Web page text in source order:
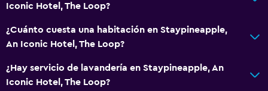
Servicio de streaming
Lavandería
Servicios de lavandería/tintorería
Plancha y tabla de planchar
Iconic Hotel, The Loop?
¿Cuánto cuesta una habitación en Staypineapple,
An Iconic Hotel, The Loop?
¿Hay servicio de lavandería en Staypineapple, An
Iconic Hotel, The Loop?